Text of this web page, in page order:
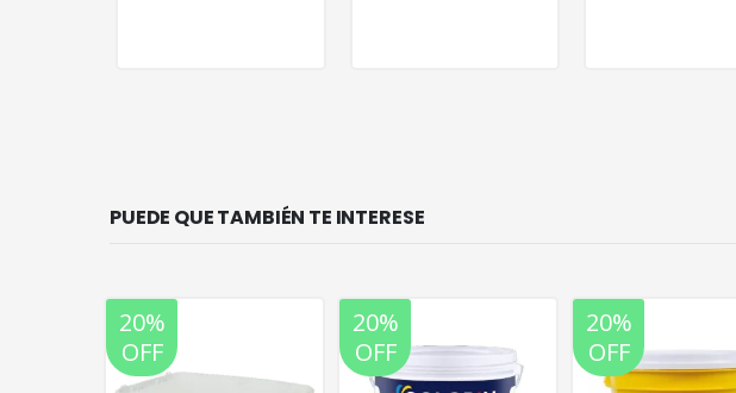
PUEDE QUE TAMBIÉN TE INTERESE
20%
OFF
20%
OFF
20%
OFF